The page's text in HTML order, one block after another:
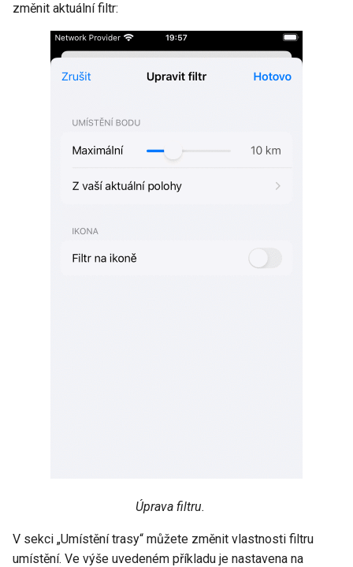
změnit aktuální filtr:
Úprava filtru.
V sekci „Umístění trasy“ můžete změnit vlastnosti filtru
umístění. Ve výše uvedeném příkladu je nastavena na